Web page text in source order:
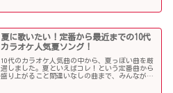
夏に歌いたい！定番から最近までの10代
カラオケ人気夏ソング！
10代のカラオケ人気曲の中から、夏っぽい曲を厳
選しました。夏といえばコレ！という定番曲から
盛り上がること間違いなしの曲まで、みんなが選